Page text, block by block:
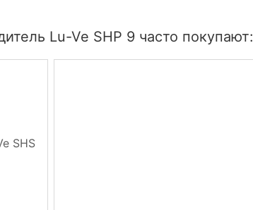
Lu-Ve SHP 9 часто покупают: